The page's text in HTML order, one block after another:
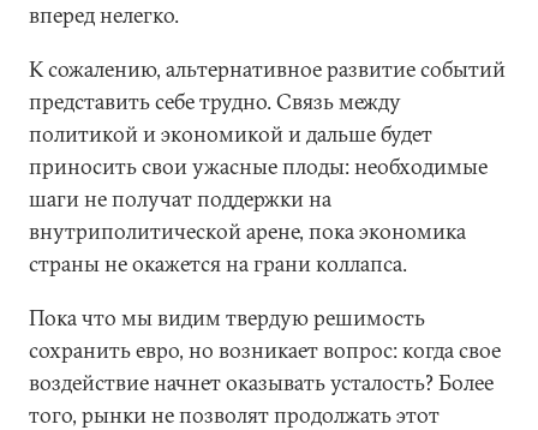
вперед нелегко.
К сожалению, альтернативное развитие событий
представить себе трудно. Связь между
политикой и экономикой и дальше будет
приносить свои ужасные плоды: необходимые
шаги не получат поддержки на
внутриполитической арене, пока экономика
страны не окажется на грани коллапса.
Пока что мы видим твердую решимость
сохранить евро, но возникает вопрос: когда свое
воздействие начнет оказывать усталость? Более
того, рынки не позволят продолжать этот